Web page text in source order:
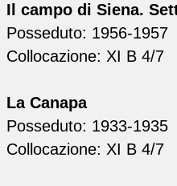
Il campo di Siena.
Posseduto: 1956-1957
Collocazione: XI B 4/7
La Canapa
Posseduto: 1933-1935
Collocazione: XI B 4/7